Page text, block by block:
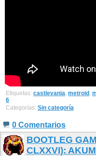
Etiquetas: castlevania, metroid ,
6
Categorías: Sin categoría
0 Comentarios
BOOTLEG
CLXXVI):